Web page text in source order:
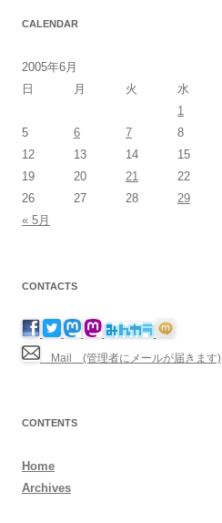
CALENDAR
2005年6月
日
月 火 水
1
5
6 7 8
12
13 14 15
19
20 21 22
26
27 28 29
« 5月
CONTACTS
Mail (管理者にメールが届きます)
CONTENTS
Home
Archives